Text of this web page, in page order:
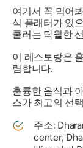
여기서 꼭 먹어
식 플래터가 있
쿨러는 탁월한
이 레스토랑은
렴합니다.
훌륭한 음식과
스가 최고의 선
주소:
center,